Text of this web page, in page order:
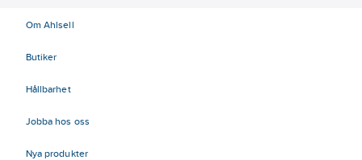
Om Ahlsell
Butiker
Hållbarhet
Jobba hos oss
Nya produkter